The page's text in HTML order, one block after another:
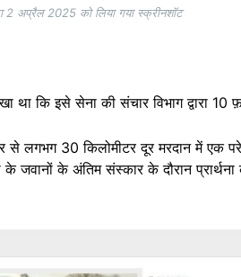
2 अप्रैल 2025 को लिया गया स्क्रीनशॉट
कि इसे सेना की संचार विभाग द्वारा 10
से लगभग 30 किलोमीटर दूर मरदान में एक
के जवानों के अंतिम संस्कार के दौरान